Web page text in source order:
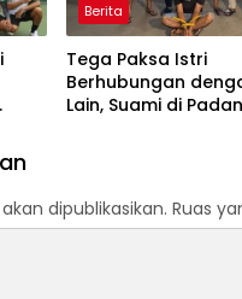
Berita
Tega Paksa Istri
Berhubungan
Lain, Suami di
dipublikasikan. Ruas